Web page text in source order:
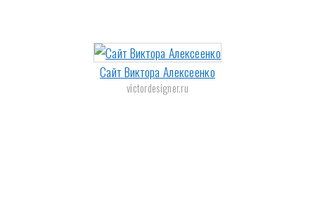
Сайт Виктора Алексеенко
victordesigner.ru